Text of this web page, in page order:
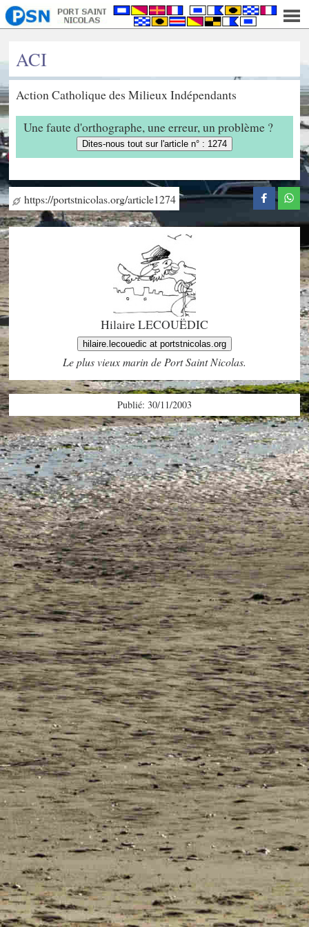
ACI
Action Catholique des Milieux Indépendants
Une faute d'orthographe, une erreur, un problème ?
Dites-nous tout sur l'article n° : 1274
https://portstnicolas.org/article1274
Hilaire LECOUËDIC
hilaire.lecouedic at portstnicolas.org
Le plus vieux marin de Port Saint Nicolas.
Publié: 30/11/2003